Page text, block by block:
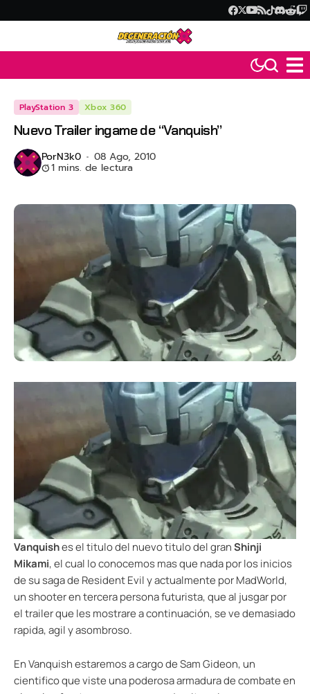
PlayStation 3 Xbox 360
Nuevo Trailer ingame de “Vanquish”
PorN3k0 08 Ago, 2010
1 mins. de lectura
Vanquishes el titulo del nuevo titulo del granShinji
Mikami, el cual lo conocemos mas que nada por los inicios
de su saga de Resident Evil y actualmente por MadWorld,
un shooter en tercera persona futurista, que al jusgar por
el trailer que les mostrare a continuación, se ve demasiado
rapida, agil y asombroso.
En Vanquish estaremos a cargo de Sam Gideon, un
cientifico que viste una poderosa armadura de combate en